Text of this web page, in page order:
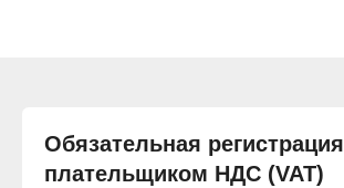
Обязательная регистрация
плательщиком НДС (VAT)